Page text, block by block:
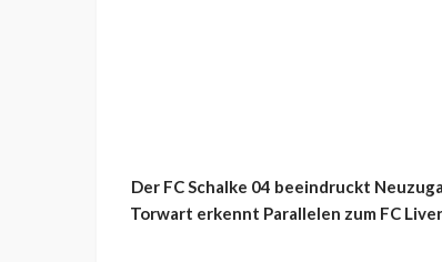
Der FC Schalke 04 beeindruckt
Torwart erkennt Parallelen zum FC